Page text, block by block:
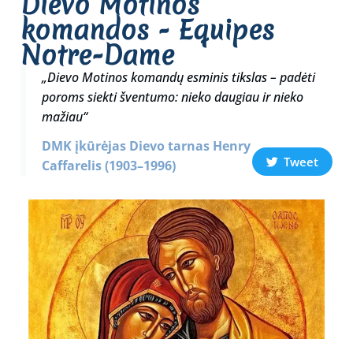
komandos - Equipes
Notre-Dame
„Dievo Motinos komandų esminis tikslas – padėti
poroms siekti šventumo: nieko daugiau ir nieko
mažiau“
DMK įkūrėjas Dievo tarnas Henry
Caffarelis (1903–1996)
Tweet